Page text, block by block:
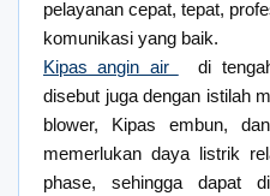
pelayanan cepat, tepat,
komunikasi yang baik.
Kipas angin air
di
disebut juga dengan istilah
blower, Kipas embun,
memerlukan daya listrik
phase, sehingga dapat